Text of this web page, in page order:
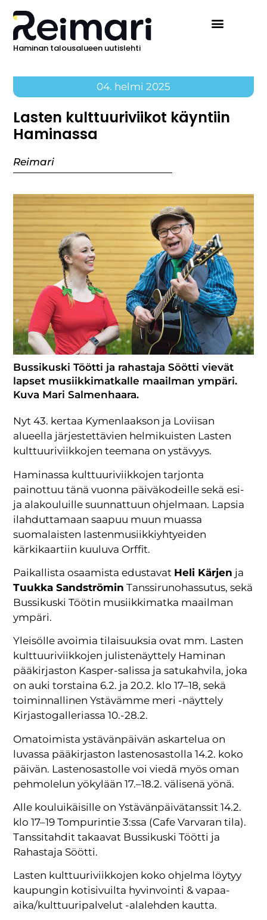
Haminan talousalueen uutislehti
04. helmi 2025
Lasten kulttuuriviikot käyntiin
Haminassa
Reimari
Bussikuski Töötti ja rahastaja Söötti vievät
lapset musiikkimatkalle maailman ympäri.
Kuva Mari Salmenhaara.
Nyt 43. kertaa Kymenlaakson ja Loviisan
alueella järjestettävien helmikuisten Lasten
kulttuuriviikkojen teemana on ystävyys.
Haminassa kulttuuriviikkojen tarjonta
painottuu tänä vuonna päiväkodeille sekä esi-
ja alakouluille suunnattuun ohjelmaan. Lapsia
ilahduttamaan saapuu muun muassa
suomalaisten lastenmusiikkiyhtyeiden
kärkikaartiin kuuluva Orffit.
Paikallista osaamista edustavat Heli Kärjen ja
Tuukka Sandströmin Tanssirunohassutus, sekä
Bussikuski Töötin musiikkimatka maailman
ympäri.
Yleisölle avoimia tilaisuuksia ovat mm. Lasten
kulttuuriviikkojen julistenäyttely Haminan
pääkirjaston Kasper-salissa ja satukahvila, joka
on auki torstaina 6.2. ja 20.2. klo 17–18, sekä
toiminnallinen Ystävämme meri -näyttely
Kirjastogalleriassa 10.-28.2.
Omatoimista ystävänpäivän askartelua on
luvassa pääkirjaston lastenosastolla 14.2. koko
päivän. Lastenosastolle voi viedä myös oman
pehmolelun yökylään 17.–18.2. välisenä yönä.
Alle kouluikäisille on Ystävänpäivätanssit 14.2.
klo 17–19 Tompurintie 3:ssa (Cafe Varvaran tila).
Tanssitahdit takaavat Bussikuski Töötti ja
Rahastaja Söötti.
Lasten kulttuuriviikkojen koko ohjelma löytyy
kaupungin kotisivuilta hyvinvointi & vapaa-
aika/kulttuuripalvelut -alalehden kautta.